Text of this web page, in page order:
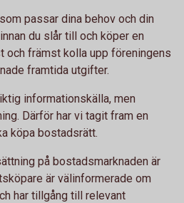
passar dina behov och din
du slår till och köper en
och främst kolla upp föreningens
framtida utgifter.
informationskälla, men
Därför har vi tagit fram en
köpa bostadsrätt.
på bostadsmarknaden är
är välinformerade om
har tillgång till relevant